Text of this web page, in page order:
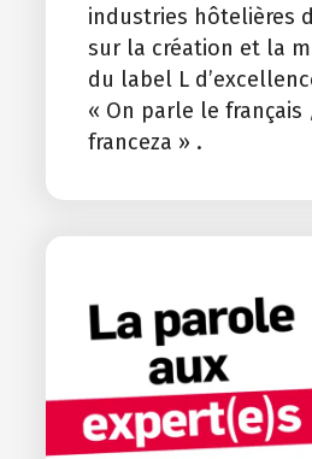
industries hôtelières
sur la création et la
du label L
« On parle le français
franceza » .